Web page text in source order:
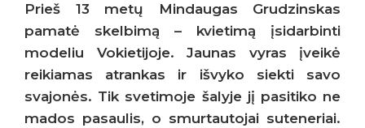
Prieš 13 metų Mindaugas Grudzinskas
pamatė skelbimą – kvietimą įsidarbinti
modeliu Vokietijoje. Jaunas vyras įveikė
reikiamas atrankas ir išvyko siekti savo
svajonės. Tik svetimoje šalyje jį pasitiko ne
mados pasaulis, o smurtautojai suteneriai.